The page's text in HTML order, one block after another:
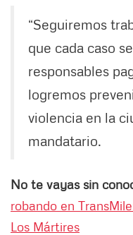
“Seguiremos
que cada caso
responsables
logremos
violencia en la
mandatario.
No te vayas sin
robando en
Los Mártires